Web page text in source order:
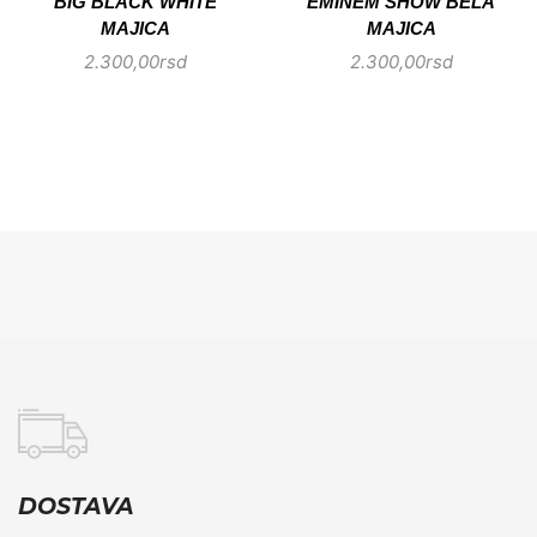
MAJICA
2.300,00rsd
MAJICA
2.300,00rsd
DOSTAVA